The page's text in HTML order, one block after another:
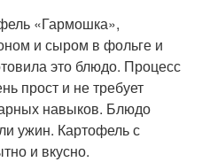
«Гармошка»,
и сыром в фольге и
это блюдо. Процесс
прост и не требует
навыков. Блюдо
ужин. Картофель с
и вкусно.